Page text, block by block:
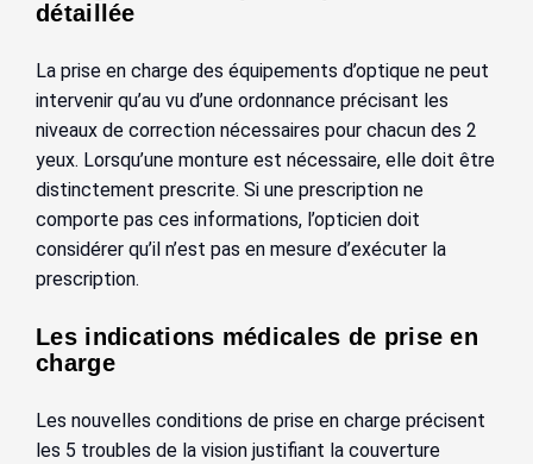
détaillée
La prise en charge des équipements d’optique ne peut
intervenir qu’au vu d’une ordonnance précisant les
niveaux de correction nécessaires pour chacun des 2
yeux. Lorsqu’une monture est nécessaire, elle doit être
distinctement prescrite. Si une prescription ne
comporte pas ces informations, l’opticien doit
considérer qu’il n’est pas en mesure d’exécuter la
prescription.
Les indications médicales de prise en
charge
Les nouvelles conditions de prise en charge précisent
les 5 troubles de la vision justifiant la couverture